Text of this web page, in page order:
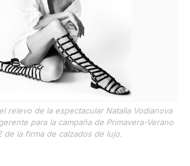
relevo de la espectacular Natalia Vodianova
para la campaña de Primavera-Verano
de la firma de calzados de lujo.